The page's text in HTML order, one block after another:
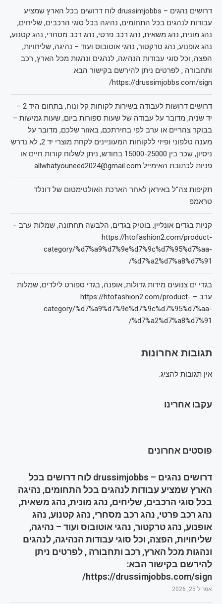
דרושים נהגים – drussimjobbs לוח דרושים בכל הארץ שמציע
עבודות לנהגים בכל התחומים, נהיגה בכל סוגי הרכבים, שליחים,
נהג מונית, נהג משאית, נהג רכב פרטי, נהג רכב מסחרי, נהג קטנוע,
נהג אופנוע, נהג טרקטור, נהגי אוטובוס ועוד – נהיגה, שליחויות,
הפצה, וכל סוגי עבודות הנהיגה, לנהגים ונהגות מכל הארץ, רכב
ותחבורה , לפרטים ניתן להירשם בקישור הבא:
https://drussimjobbs.com/sign/
דרושים דרושות לעבודה בשירות לקוחות קל ונוח, בתחום היד 2 –
יד שניה, מדובר על עבודה של שעות ספורות ביום, שעות גמישות –
בבוקר צהריים או ערב לפי בחירתכם, באזור שלכם, מדובר על
מענה טלפוני ופיזי ללקוחות המעוניינים לקחת מוצרי יד 2, לא נדרש
ניסיון, שכר בין 15000-25000 בחודש, ניתן לשלוח קורות חיים או
פניות לכתובת האימייל allwhatyouneed2024@gmail.com
תקיפות צה"ל באיראן לאחר הארכת האולטימטום של דונלד
טראמפ
קניות בגדים אונליין, בוטיק בגדים, הלבשה תחתונה, שמלות ערב –
https://htofashion2.com/product-
category/%d7%a9%d7%9e%d7%9c%d7%95%d7%aa-
%d7%a2%d7%a8%d7%91/
בגדי ים צנועים מידות גדולות, אופנה, בגדי ספורט לילדים, שמלות
ערב – https://htofashion2.com/product-
category/%d7%a9%d7%9e%d7%9c%d7%95%d7%aa-
%d7%a2%d7%a8%d7%91/
תגובות אחרונות
אין תגובות להציג.
עקבו אחרינו
פוסטים אחרונים
דרושים נהגים – drussimjobbs לוח דרושים בכל
הארץ שמציע עבודות לנהגים בכל התחומים, נהיגה
בכל סוגי הרכבים, שליחים, נהג מונית, נהג משאית,
נהג רכב פרטי, נהג רכב מסחרי, נהג קטנוע, נהג
אופנוע, נהג טרקטור, נהגי אוטובוס ועוד – נהיגה,
שליחויות, הפצה, וכל סוגי עבודות הנהיגה, לנהגים
ונהגות מכל הארץ, רכב ותחבורה , לפרטים ניתן
להירשם בקישור הבא:
https://drussimjobbs.com/sign/
אפריל 25, 2026